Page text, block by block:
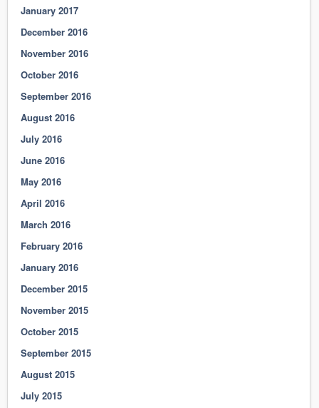
January 2017
December 2016
November 2016
October 2016
September 2016
August 2016
July 2016
June 2016
May 2016
April 2016
March 2016
February 2016
January 2016
December 2015
November 2015
October 2015
September 2015
August 2015
July 2015